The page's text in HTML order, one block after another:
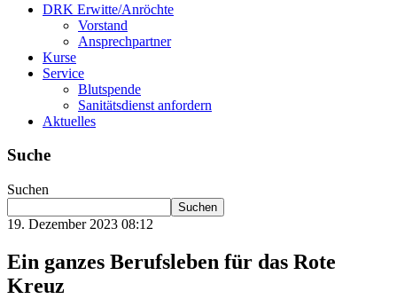
DRK Erwitte/Anröchte
Vorstand
Ansprechpartner
Kurse
Service
Blutspende
Sanitätsdienst anfordern
Aktuelles
Suche
Suchen
Suchen
19. Dezember 2023 08:12
Ein ganzes Berufsleben für das Rote
Kreuz